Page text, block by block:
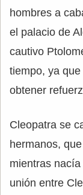
hombres a
el palacio de
cautivo
tiempo, ya
obtener
Cleopatra se
hermanos,
mientras
unión entre